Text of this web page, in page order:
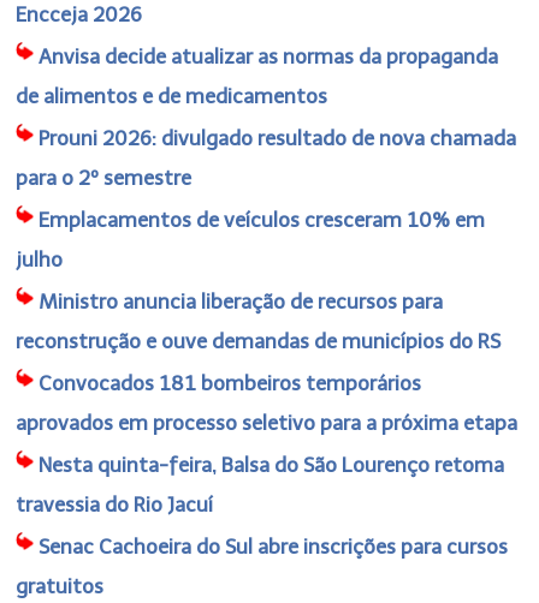
Encceja 2026
Anvisa decide atualizar as normas da propaganda
de alimentos e de medicamentos
Prouni 2026: divulgado resultado de nova chamada
para o 2º semestre
Emplacamentos de veículos cresceram 10% em
julho
Ministro anuncia liberação de recursos para
reconstrução e ouve demandas de municípios do RS
Convocados 181 bombeiros temporários
aprovados em processo seletivo para a próxima etapa
Nesta quinta-feira, Balsa do São Lourenço retoma
travessia do Rio Jacuí
Senac Cachoeira do Sul abre inscrições para cursos
gratuitos